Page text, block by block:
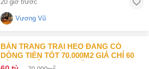
20 giờ trước
Vương Vũ
BÁN TRANG TRẠI HEO ĐANG CÓ
DÒNG TIỀN TỐT 70.000M2 GIÁ CHỈ 60
TỶ TẠI TRẢNG BOM ĐỒNG NAI
2